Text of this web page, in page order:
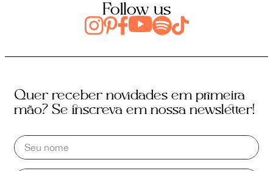
Follow us
Quer receber novidades em primeira
mão? Se inscreva em nossa newsletter!